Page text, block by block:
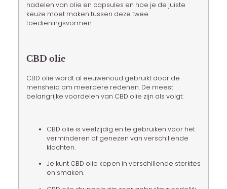
nadelen van olie en capsules en hoe je de juiste
keuze moet maken tussen deze twee
toedieningsvormen.
CBD olie
CBD olie wordt al eeuwenoud gebruikt door de
mensheid om meerdere redenen. De meest
belangrijke voordelen van CBD olie zijn als volgt:
CBD olie is veelzijdig en te gebruiken voor het
verminderen of genezen van verschillende
klachten.
Je kunt CBD olie kopen in verschillende sterktes
en smaken.